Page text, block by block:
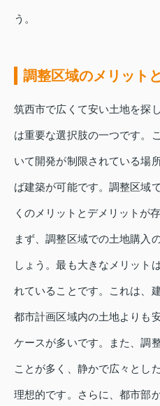
う。
調整区域のメリット
筑西市で広くて安い土地を探
は重要な選択肢の一つです。
いて開発が制限されている場
ば建築が可能です。調整区域
くのメリットとデメリットが存
まず、調整区域での土地購入
しょう。最も大きなメリット
れていることです。これは、
都市計画区域内の土地よりも
ケースが多いです。また、調
ことが多く、静かで広々とし
理想的です。さらに、都市部